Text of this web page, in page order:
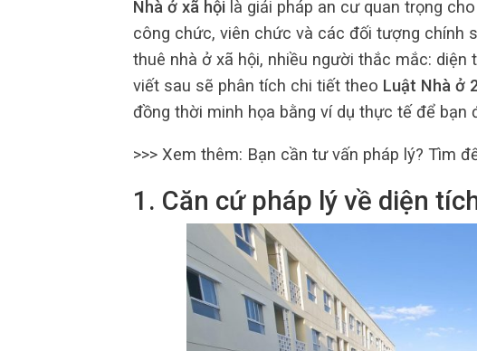
Nhà ở xã hội là giải pháp an cư quan trọng
công chức, viên chức và các đối tượng chính
thuê nhà ở xã hội, nhiều người thắc mắc:
viết sau sẽ phân tích chi tiết theo Luật Nhà ở
đồng thời minh họa bằng ví dụ thực tế để bạn
>>> Xem thêm: Bạn cần tư vấn pháp lý? Tìm
1. Căn cứ pháp lý về diện